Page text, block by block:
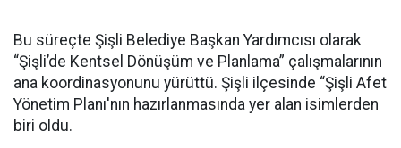
Bu süreçte Şişli Belediye Başkan Yardımcısı olarak
“Şişli’de Kentsel Dönüşüm ve Planlama” çalışmalarının
ana koordinasyonunu yürüttü. Şişli ilçesinde “Şişli Afet
Yönetim Planı'nın hazırlanmasında yer alan isimlerden
biri oldu.